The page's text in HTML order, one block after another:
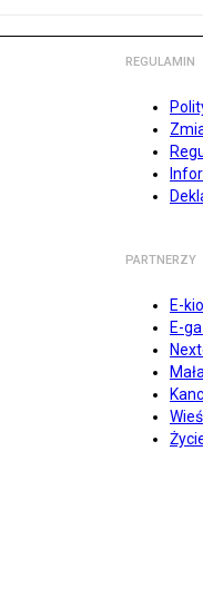
REGULAMIN
PARTNERZY
E-
E-